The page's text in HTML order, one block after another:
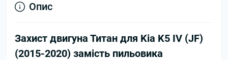
Опис
Захист двигуна Титан для Kia K5 IV (JF)
(2015-2020) замість пильовика